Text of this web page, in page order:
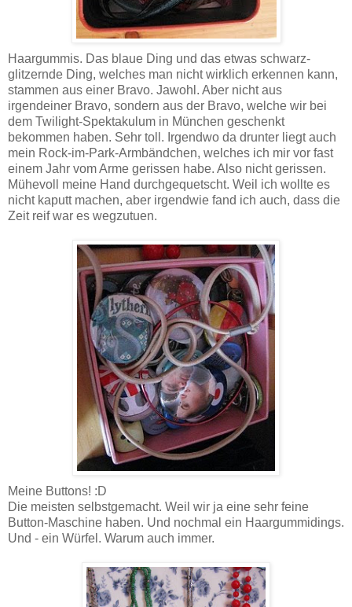
Haargummis. Das blaue Ding und das etwas schwarz-
glitzernde Ding, welches man nicht wirklich erkennen kann,
stammen aus einer Bravo. Jawohl. Aber nicht aus
irgendeiner Bravo, sondern aus der Bravo, welche wir bei
dem Twilight-Spektakulum in München geschenkt
bekommen haben. Sehr toll. Irgendwo da drunter liegt auch
mein Rock-im-Park-Armbändchen, welches ich mir vor fast
einem Jahr vom Arme gerissen habe. Also nicht gerissen.
Mühevoll meine Hand durchgequetscht. Weil ich wollte es
nicht kaputt machen, aber irgendwie fand ich auch, dass die
Zeit reif war es wegzutuen.
Meine Buttons! :D
Die meisten selbstgemacht. Weil wir ja eine sehr feine
Button-Maschine haben. Und nochmal ein Haargummidings.
Und - ein Würfel. Warum auch immer.